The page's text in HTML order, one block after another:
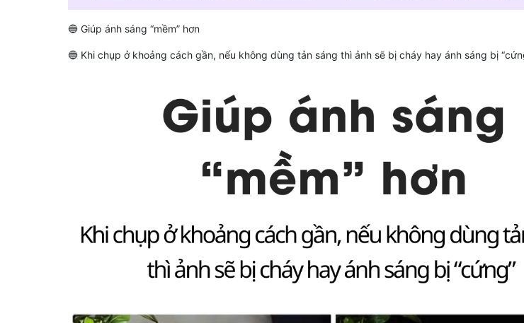
🔵 Giúp ánh sáng “mềm” hơn
🔵 Khi chụp ở khoảng cách gần, nếu không dùng tản sáng thì ảnh sẽ bị cháy hay ánh sáng bị